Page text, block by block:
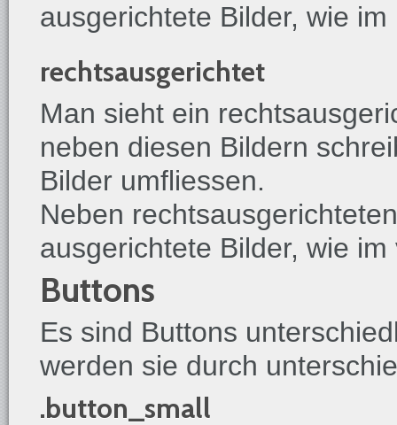
ausgerichtete Bilder, wie
rechtsausgerichtet
Man sieht ein
neben diesen Bildern
Bilder umfliessen.
Neben
ausgerichtete Bilder, wie
Buttons
Es sind Buttons
werden sie durch
.button_small